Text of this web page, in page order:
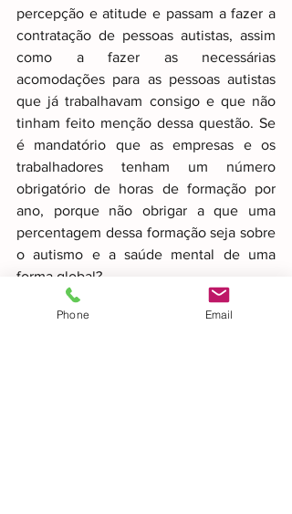
percepção e atitude e passam a fazer a
contratação de pessoas autistas, assim
como a fazer as necessárias
acomodações para as pessoas autistas
que já trabalhavam consigo e que não
tinham feito menção dessa questão. Se
é mandatório que as empresas e os
trabalhadores tenham um número
obrigatório de horas de formação por
ano, porque não obrigar a que uma
percentagem dessa formação seja sobre
o autismo e a saúde mental de uma
forma global?
A barreira, esta como outras existentes,
Phone Email